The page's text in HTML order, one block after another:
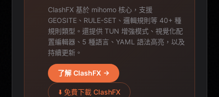
ClashFX 基於 mihomo 核心，支援
GEOSITE、RULE-SET、邏輯規則等 40+ 種
規則類型。還提供 TUN 增強模式、視覺化配
置編輯器、5 種語言、YAML 語法高亮，以及
持續更新。
了解 ClashFX →
⬇️ 免費下載 ClashFX